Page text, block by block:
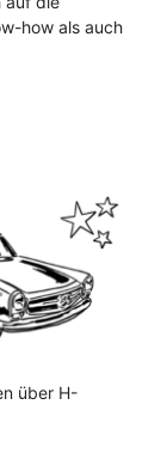
how als auch
über H-